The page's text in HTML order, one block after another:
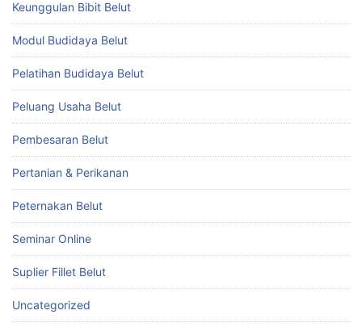
Keunggulan Bibit Belut
Modul Budidaya Belut
Pelatihan Budidaya Belut
Peluang Usaha Belut
Pembesaran Belut
Pertanian & Perikanan
Peternakan Belut
Seminar Online
Suplier Fillet Belut
Uncategorized